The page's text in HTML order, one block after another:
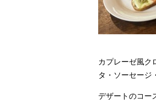
カプレーゼ風ク
タ・ソーセージ
デザートのコー